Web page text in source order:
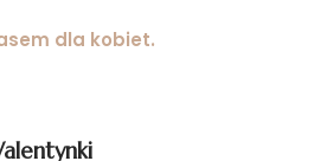
dla kobiet.